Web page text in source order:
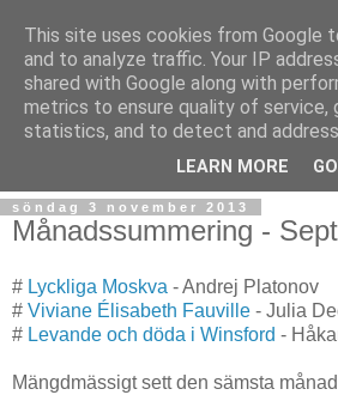
söndag 3 november 2013
Månadssummering -
# Lyckliga Moskva - Andrej Platonov
# Viviane Élisabeth Fauville - Julia
# Levande och döda i Winsford -
Mängdmässigt sett den sämsta
This site uses cookies from Google
and to analyze traffic. Your IP
shared with Google along with
metrics to ensure quality of service,
statistics, and to detect and
LEARN MORE